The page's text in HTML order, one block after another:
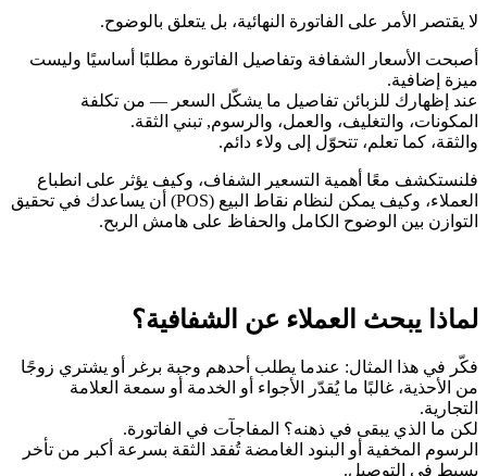
لا يقتصر الأمر على الفاتورة النهائية، بل يتعلق بالوضوح.
أصبحت الأسعار الشفافة وتفاصيل الفاتورة مطلبًا أساسيًا وليست
ميزة إضافية.
عند إظهارك للزبائن تفاصيل ما يشكّل السعر — من تكلفة
المكونات، والتغليف، والعمل، والرسوم, تبني الثقة.
والثقة، كما تعلم، تتحوّل إلى ولاء دائم.
فلنستكشف معًا أهمية التسعير الشفاف، وكيف يؤثر على انطباع
العملاء، وكيف يمكن لنظام نقاط البيع (POS) أن يساعدك في تحقيق
التوازن بين الوضوح الكامل والحفاظ على هامش الربح.
لماذا يبحث العملاء عن الشفافية؟
فكّر في هذا المثال: عندما يطلب أحدهم وجبة برغر أو يشتري زوجًا
من الأحذية، غالبًا ما يُقدّر الأجواء أو الخدمة أو سمعة العلامة
التجارية.
لكن ما الذي يبقى في ذهنه؟ المفاجآت في الفاتورة.
الرسوم المخفية أو البنود الغامضة تُفقد الثقة بسرعة أكبر من تأخر
بسيط في التوصيل.